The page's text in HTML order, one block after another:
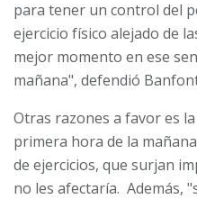
para tener un control del
ejercicio físico alejado de
mejor momento en ese
mañana", defendió
Otras razones a favor es
primera hora de la
de ejercicios, que surjan
no les afectaría. Además,